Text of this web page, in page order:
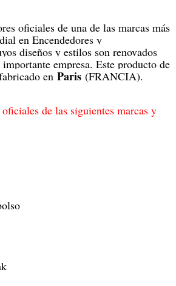
oficiales de una de las marcas más
en Encendedores y
diseños y estilos son renovados
empresa. Este producto de
en Paris (FRANCIA).
de las siguientes marcas y